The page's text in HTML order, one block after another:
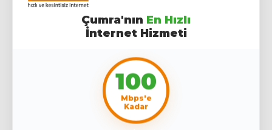
Çumra'nın En Hızlı
İnternet Hizmeti
100
Mbps'e
Kadar